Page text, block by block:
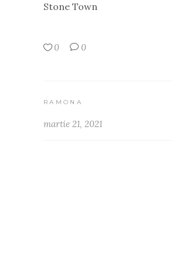
Stone Town
0 0
RAMONA
martie 21, 2021